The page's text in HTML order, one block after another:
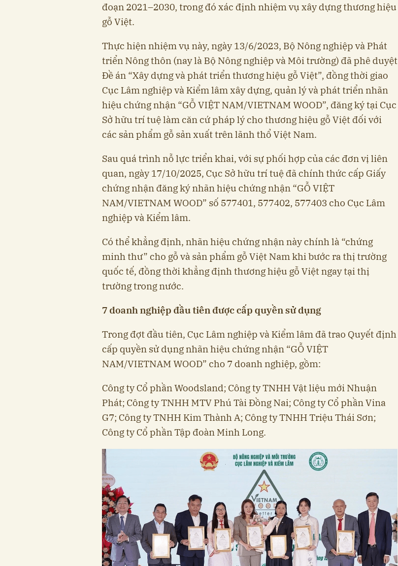
đoạn 2021–2030, trong đó xác định nhiệm vụ xây dựng thương hiệu
gỗ Việt.
Thực hiện nhiệm vụ này, ngày 13/6/2023, Bộ Nông nghiệp và Phát
triển Nông thôn (nay là Bộ Nông nghiệp và Môi trường) đã phê duyệt
Đề án “Xây dựng và phát triển thương hiệu gỗ Việt”, đồng thời giao
Cục Lâm nghiệp và Kiểm lâm xây dựng, quản lý và phát triển nhãn
hiệu chứng nhận “GỖ VIỆT NAM/VIETNAM WOOD”, đăng ký tại Cục
Sở hữu trí tuệ làm căn cứ pháp lý cho thương hiệu gỗ Việt đối với
các sản phẩm gỗ sản xuất trên lãnh thổ Việt Nam.
Sau quá trình nỗ lực triển khai, với sự phối hợp của các đơn vị liên
quan, ngày 17/10/2025, Cục Sở hữu trí tuệ đã chính thức cấp Giấy
chứng nhận đăng ký nhãn hiệu chứng nhận “GỖ VIỆT
NAM/VIETNAM WOOD” số 577401, 577402, 577403 cho Cục Lâm
nghiệp và Kiểm lâm.
Có thể khẳng định, nhãn hiệu chứng nhận này chính là “chứng
minh thư” cho gỗ và sản phẩm gỗ Việt Nam khi bước ra thị trường
quốc tế, đồng thời khẳng định thương hiệu gỗ Việt ngay tại thị
trường trong nước.
7 doanh nghiệp đầu tiên được cấp quyền sử dụng
Trong đợt đầu tiên, Cục Lâm nghiệp và Kiểm lâm đã trao Quyết định
cấp quyền sử dụng nhãn hiệu chứng nhận “GỖ VIỆT
NAM/VIETNAM WOOD” cho 7 doanh nghiệp, gồm:
Công ty Cổ phần Woodsland; Công ty TNHH Vật liệu mới Nhuận
Phát; Công ty TNHH MTV Phú Tài Đồng Nai; Công ty Cổ phần Vina
G7; Công ty TNHH Kim Thành A; Công ty TNHH Triệu Thái Sơn;
Công ty Cổ phần Tập đoàn Minh Long.